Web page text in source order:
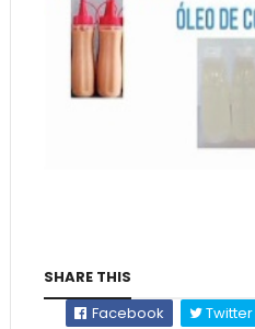
SHARE THIS
Facebook
Twitter